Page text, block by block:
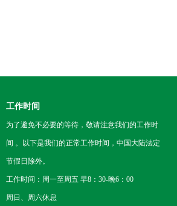
工作时间
为了避免不必要的等待，敬请注意我们的工作时
间 。以下是我们的正常工作时间，中国大陆法定
节假日除外。
工作时间：周一至周五 早8：30-晚6：00
周日、周六休息